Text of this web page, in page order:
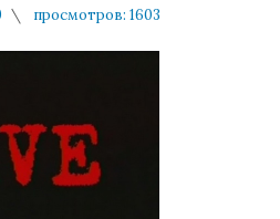
просмотров: 1603